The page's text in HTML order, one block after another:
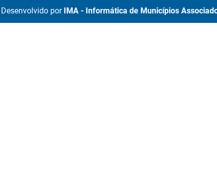
Desenvolvido por IMA - Informática de Municípios